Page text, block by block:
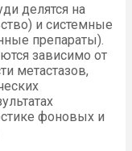
делятся на
и системные
препараты).
зависимо от
метастазов,
фоновых и